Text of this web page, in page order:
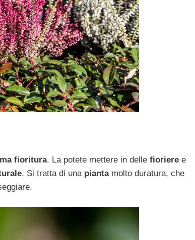
fioritura. La potete mettere in delle fiorieree
. Si tratta di una piantamolto duratura, che